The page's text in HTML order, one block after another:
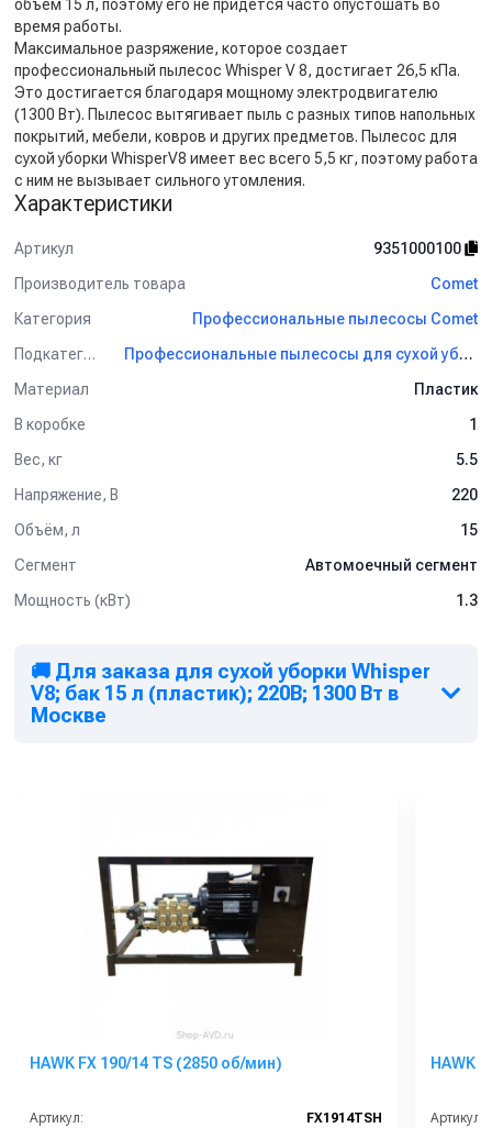
объем 15 л, поэтому его не придется часто опустошать во
время работы.
Максимальное разряжение, которое создает
профессиональный пылесос Whisper V 8, достигает 26,5 кПа.
Это достигается благодаря мощному электродвигателю
(1300 Вт). Пылесос вытягивает пыль с разных типов напольных
покрытий, мебели, ковров и других предметов. Пылесос для
сухой уборки WhisperV8 имеет вес всего 5,5 кг, поэтому работа
с ним не вызывает сильного утомления.
Характеристики
Артикул
9351000100
Производитель товара
Comet
Категория
Профессиональные пылесосы Comet
Подкатегория
Профессиональные пылесосы для сухой уборки Comet
Материал
Пластик
В коробке
1
Вес, кг
5.5
Напряжение, В
220
Объём, л
15
Сегмент
Автомоечный сегмент
Мощность (кВт)
1.3
🚚 Для заказа для сухой уборки Whisper
V8; бак 15 л (пластик); 220В; 1300 Вт в
Москве
HAWK FX 190/14 TS (2850 об/мин)
Артикул:
FX1914TSH
HAWK
Артикул: